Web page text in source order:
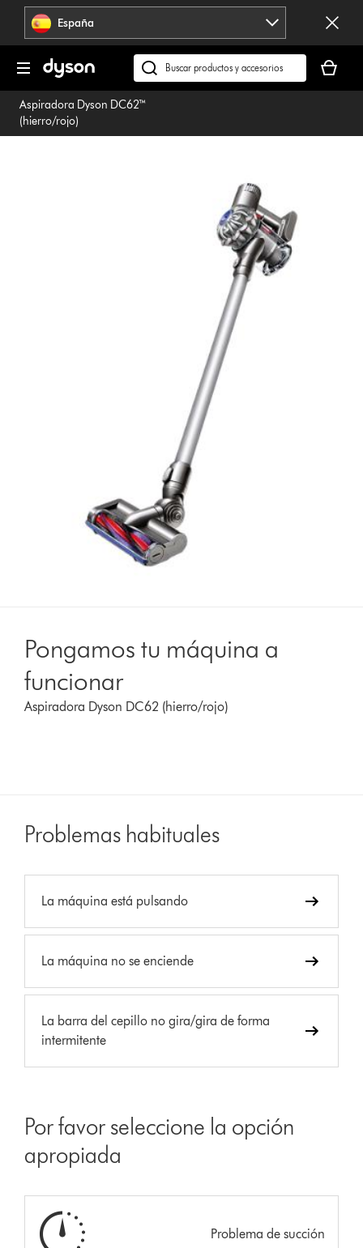
Omitir
navegación España
Buscar
en
cesta
está
Aspiradora Dyson DC62™
(hierro/rojo)
Pongamos tu máquina a
funcionar
Aspiradora Dyson DC62 (hierro/rojo)
Problemas habituales
La máquina está pulsando
La máquina no se enciende
La barra del cepillo no gira/gira de forma
intermitente
Por favor seleccione la opción
apropiada
Problema de succión